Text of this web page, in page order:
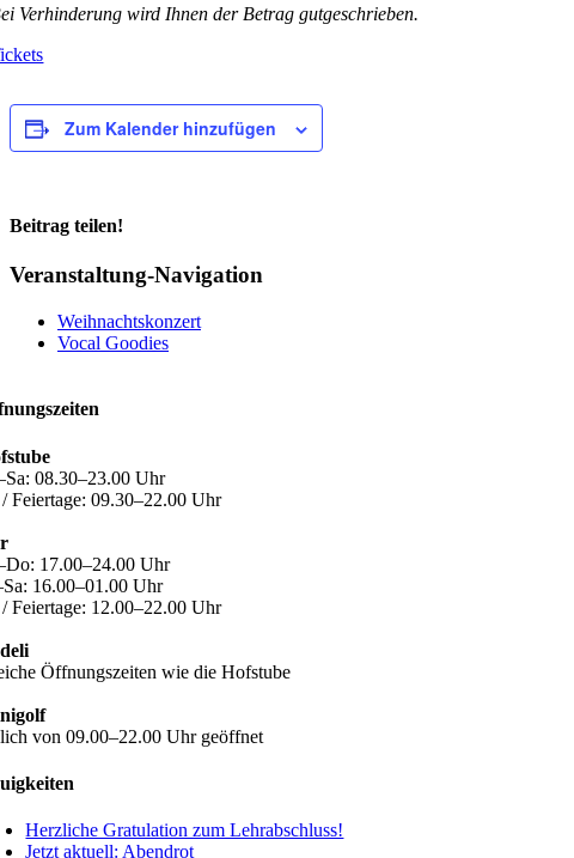
Verhinderung wird Ihnen der Betrag gutgeschrieben.
Zum Kalender hinzufügen
Beitrag teilen!
Facebook
LinkedIn
WhatsApp
E-
Veranstaltung-Navigation
Weihnachtskonzert
Vocal Goodies
08.30–23.00 Uhr
Feiertage: 09.30–22.00 Uhr
17.00–24.00 Uhr
16.00–01.00 Uhr
Feiertage: 12.00–22.00 Uhr
Öffnungszeiten wie die Hofstube
von 09.00–22.00 Uhr geöffnet
Herzliche Gratulation zum Lehrabschluss!
Jetzt aktuell: Abendrot